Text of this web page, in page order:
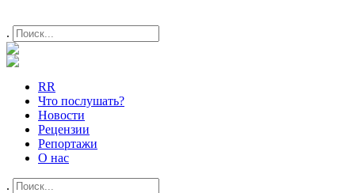
.
RR
Что послушать?
Новости
Рецензии
Репортажи
О нас
.